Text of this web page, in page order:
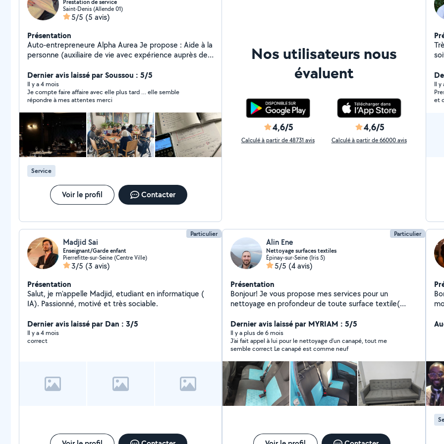
Prestation de service
Saint-Denis (Allende 01)
5/5 (5 avis)
Présentation
Auto-entrepreneure Alpha Aurea Je propose : Aide à la
personne (auxiliaire de vie avec expérience auprès de
de physique Ponctuelle, bienveillante et
professionnelle.
Dernier avis laissé par Soussou : 5/5
Il y a 4 mois
Je compte faire affaire avec elle plus tard … elle semble
répondre à mes attentes merci
Service
Voir le profil Contacter
Nos utilisateurs nous
évaluent
4,6/5
Calculé à partir de 48731 avis
4,6/5
Calculé à partir de 66000 avis
Il y
et
Particulier
Madjid Sai
Enseignant/Garde enfant
Pierrefitte-sur-Seine (Centre Ville)
3/5 (3 avis)
Présentation
Salut, je m'appelle Madjid, etudiant en informatique (
IA). Passionné, motivé et très sociable.
Dernier avis laissé par Dan : 3/5
Il y a 4 mois
correct
Particulier
Alin Ene
Nettoyage surfaces textiles
Épinay-sur-Seine (Iris 5)
5/5 (4 avis)
Présentation
Bonjour! Je vous propose mes services pour un
nettoyage en profondeur de toute surface textile(
Dernier avis laissé par MYRIAM : 5/5
Il y a plus de 6 mois
J’ai fait appel à lui pour le nettoyage d’un canapé, tout me
semble correct Le canapé est comme neuf
je